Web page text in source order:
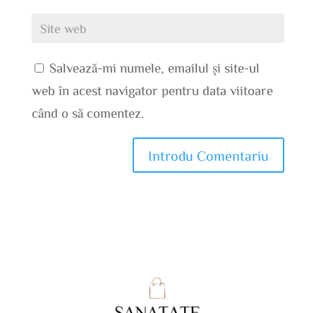
Salvează-mi numele, emailul și site-ul
web în acest navigator pentru data viitoare
când o să comentez.